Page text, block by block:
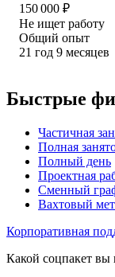
150 000 ₽
Не ищет работу
Общий опыт
21 год 9 месяцев
Быстрые
Частичная
Полная
Полный день
Проектная
Сменный
Вахтовый
Корпоративная
Какой соцпакет вы